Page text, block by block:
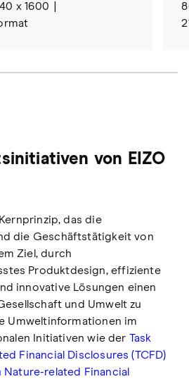
x 1600
von EIZO
das die
die Geschäftstätigkeit von
Ziel, durch
Produktdesign, effiziente
innovative Lösungen einen
und Umwelt zu
Umweltinformationen im
Initiativen wie der Task
Financial Disclosures (TCFD)
Nature-related Financial